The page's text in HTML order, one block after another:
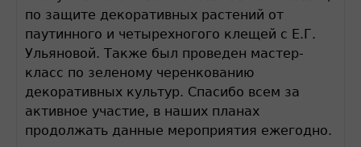
по защите декоративных растений от
паутинного и четырехногого клещей с Е.Г.
Ульяновой. Также был проведен мастер-
класс по зеленому черенкованию
декоративных культур. Спасибо всем за
активное участие, в наших планах
продолжать данные мероприятия ежегодно.